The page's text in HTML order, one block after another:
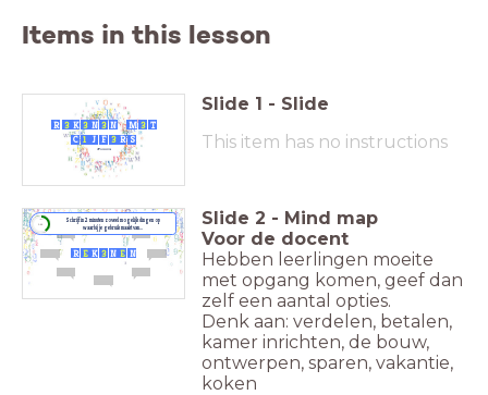
Items in this lesson
3
C 1 J F 3 R S
3 K M
3 3 T
R N
N
Week van Lezen en Schrijven
Slide 1 - Slide
This item has no instructions
Schrijf in 2 minuten zoveel mogelijk dingen op
waarbij je gebruik maakt van...
R E K 3 N E N
Slide 2 - Mind map
Voor de docent
Hebben leerlingen moeite
met opgang komen, geef dan
zelf een aantal opties.
Denk aan: verdelen, betalen,
kamer inrichten, de bouw,
ontwerpen, sparen, vakantie,
koken